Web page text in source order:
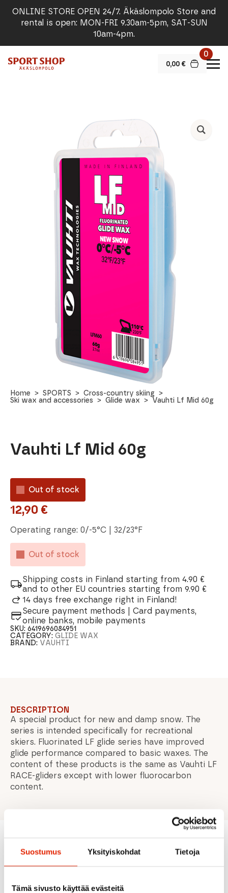
Suostumus Yksityiskohdat Tietoja
Tämä sivusto käyttää evästeitä
ONLINE STORE OPEN 24/7. Äkäslompolo Store and
rental is open: MON-FRI 9.30am-5pm, SAT-SUN
10am-4pm.
0,00 €
0
Home SPORTS
Cross-country skiing
Ski wax and accessories
Glide wax Vauhti Lf Mid 60g
Vauhti Lf Mid 60g
Out of stock
12,90 €
Operating range: 0/-5°C | 32/23°F
Out of stock
Shipping costs in Finland starting from 4.90 €
and to other EU countries starting from 9.90 €
14 days free exchange right in Finland!
Secure payment methods | Card payments,
online banks, mobile payments
SKU:6419696084951
CATEGORY:GLIDE WAX
BRAND: VAUHTI
DESCRIPTION
A special product for new and damp snow. The
series is intended specifically for recreational
skiers. Fluorinated LF glide series have improved
glide performance compared to basic waxes. The
content of these products is the same as Vauhti LF
RACE-gliders except with lower fluorocarbon
content.
Recommended for you